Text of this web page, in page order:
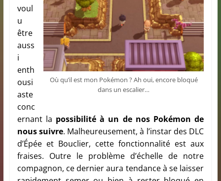
Où qu’il est mon Pokémon ? Ah oui, encore bloqué
dans un escalier…
voul
u
être
auss
i
enth
ousi
aste
conc
ernant la possibilité à un de nos Pokémon de
nous suivre. Malheureusement, à l’instar des DLC
d’Épée et Bouclier, cette fonctionnalité est aux
fraises. Outre le problème d’échelle de notre
compagnon, ce dernier aura tendance à se laisser